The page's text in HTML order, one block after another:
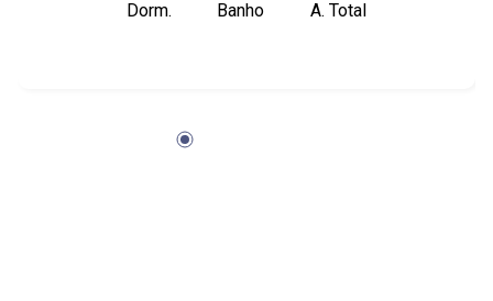
Dorm.
Banho
A. Total